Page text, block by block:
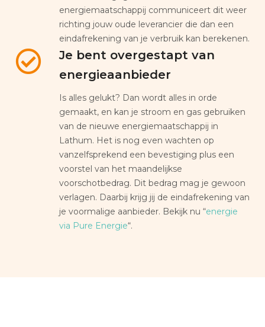
energiemaatschappij communiceert dit weer
richting jouw oude leverancier die dan een
eindafrekening van je verbruik kan berekenen.
Je bent overgestapt van
energieaanbieder
Is alles gelukt? Dan wordt alles in orde
gemaakt, en kan je stroom en gas gebruiken
van de nieuwe energiemaatschappij in
Lathum. Het is nog even wachten op
vanzelfsprekend een bevestiging plus een
voorstel van het maandelijkse
voorschotbedrag. Dit bedrag mag je gewoon
verlagen. Daarbij krijg jij de eindafrekening van
je voormalige aanbieder. Bekijk nu “energie
via Pure Energie“.